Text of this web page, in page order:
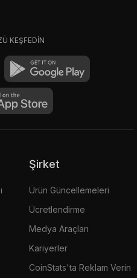
KEŞFEDİN
Şirket
Ürün Güncellemeleri
Ücretlendirme
Medya Araçları
Kariyerler
CoinStats'ta Reklam Verin